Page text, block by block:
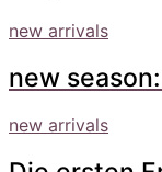
new arrivals
new
new arrivals